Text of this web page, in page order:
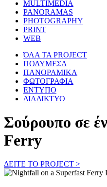
MULTIMEDIA
PANORAMAS
PHOTOGRAPHY
PRINT
WEB
ΌΛΑ ΤΑ PROJECT
ΠΟΛΥΜΕΣΑ
ΠΑΝΟΡΑΜΙΚΑ
ΦΩΤΟΓΡΑΦΙΑ
ΕΝΤΥΠΟ
ΔΙΑΔΙΚΤΥΟ
Σούρουπο σε
Ferry
ΔΕΙΤΕ ΤΟ PROJECT >